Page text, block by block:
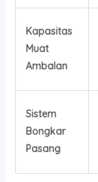
Kapasitas
Muat
Ambalan
Sistem
Bongkar
Pasang